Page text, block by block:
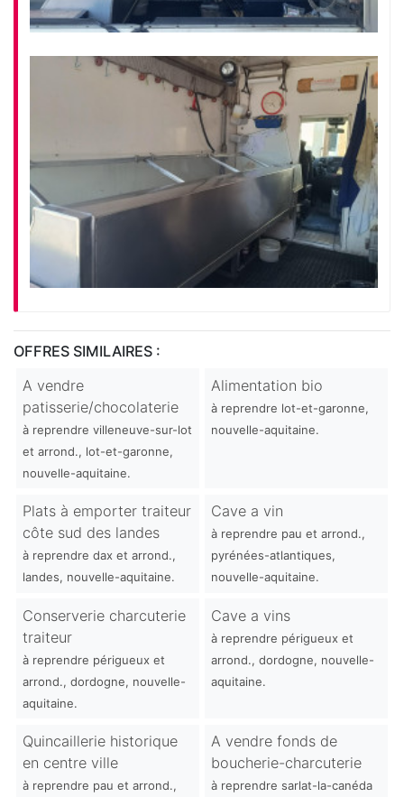
OFFRES SIMILAIRES :
A vendre
patisserie/chocolaterie
à reprendre villeneuve-sur-lot
et arrond., lot-et-garonne,
nouvelle-aquitaine.
Alimentation bio
à reprendre lot-et-garonne,
nouvelle-aquitaine.
Plats à emporter traiteur
côte sud des landes
à reprendre dax et arrond.,
landes, nouvelle-aquitaine.
Cave a vin
à reprendre pau et arrond.,
pyrénées-atlantiques,
nouvelle-aquitaine.
Conserverie charcuterie
traiteur
à reprendre périgueux et
arrond., dordogne, nouvelle-
aquitaine.
Cave a vins
à reprendre périgueux et
arrond., dordogne, nouvelle-
aquitaine.
Quincaillerie historique
en centre ville
à reprendre pau et arrond.,
A vendre fonds de
boucherie-charcuterie
à reprendre sarlat-la-canéda